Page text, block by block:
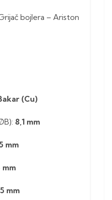
bojlera – Ariston
(Cu)
8,1 mm
mm
mm
mm